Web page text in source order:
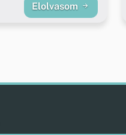
Elolvasom